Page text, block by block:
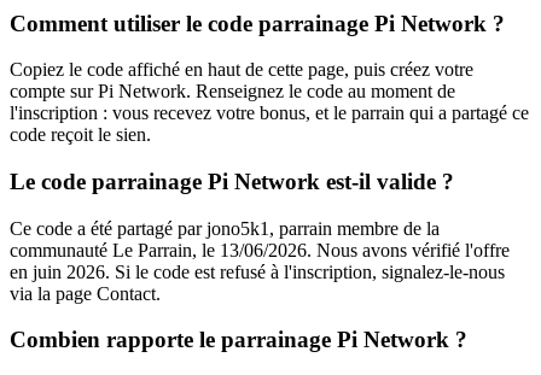
Comment utiliser le code parrainage Pi Network ?
Copiez le code affiché en haut de cette page, puis créez votre
compte sur Pi Network. Renseignez le code au moment de
l'inscription : vous recevez votre bonus, et le parrain qui a partagé ce
code reçoit le sien.
Le code parrainage Pi Network est-il valide ?
Ce code a été partagé par jono5k1, parrain membre de la
communauté Le Parrain, le 13/06/2026. Nous avons vérifié l'offre
en juin 2026. Si le code est refusé à l'inscription, signalez-le-nous
via la page Contact.
Combien rapporte le parrainage Pi Network ?